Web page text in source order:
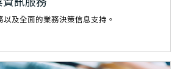
及全面的業務決策信息支持。